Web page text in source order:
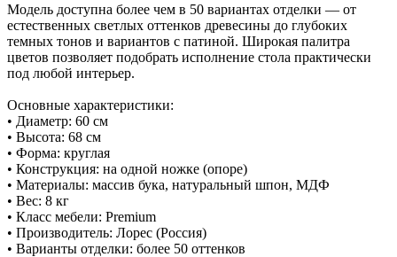
Модель доступна более чем в 50 вариантах отделки — от
естественных светлых оттенков древесины до глубоких
темных тонов и вариантов с патиной. Широкая палитра
цветов позволяет подобрать исполнение стола практически
под любой интерьер.
Основные характеристики:
• Диаметр: 60 см
• Высота: 68 см
• Форма: круглая
• Конструкция: на одной ножке (опоре)
• Материалы: массив бука, натуральный шпон, МДФ
• Вес: 8 кг
• Класс мебели: Premium
• Производитель: Лорес (Россия)
• Варианты отделки: более 50 оттенков